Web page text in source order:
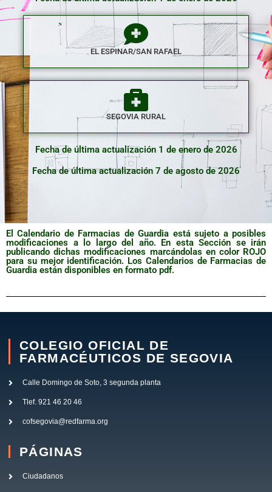
EL ESPINAR/SAN RAFAEL
SEGOVIA RURAL
Fecha de última actualización 1 de enero de 2026
Fecha de última actualización 7 de agosto de 2026
El Calendario de Farmacias de Guardia está sujeto a posibles
modificaciones a lo largo del año. En esta Sección se irán
publicando dichas modificaciones marcándolas en color ROJO
para su mejor identificación. Los Calendarios de Farmacias de
Guardia están disponibles en formato pdf.
COLEGIO OFICIAL DE
FARMACÉUTICOS DE SEGOVIA
Calle Domingo de Soto, 3 segunda planta
Tlef. 921 46 20 46
cofsegovia@redfarma.org
PÁGINAS
Ciudadanos